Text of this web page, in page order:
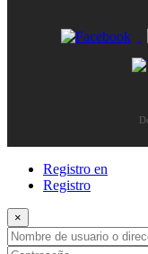
Registro en
Registro
×
Nombre de usuario o